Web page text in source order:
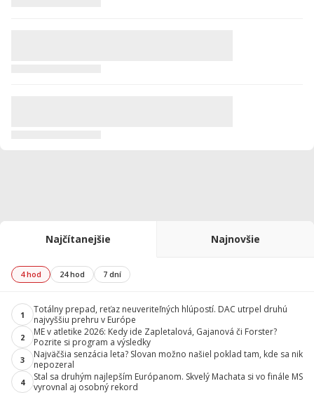
Najčítanejšie Najnovšie
4 hod 24 hod 7 dní
1
Totálny prepad, reťaz neuveriteľných hlúpostí. DAC utrpel druhú
najvyššiu prehru v Európe
2
ME v atletike 2026: Kedy ide Zapletalová, Gajanová či Forster?
Pozrite si program a výsledky
3
Najväčšia senzácia leta? Slovan možno našiel poklad tam, kde sa nik
nepozeral
4
Stal sa druhým najlepším Európanom. Skvelý Machata si vo finále MS
vyrovnal aj osobný rekord